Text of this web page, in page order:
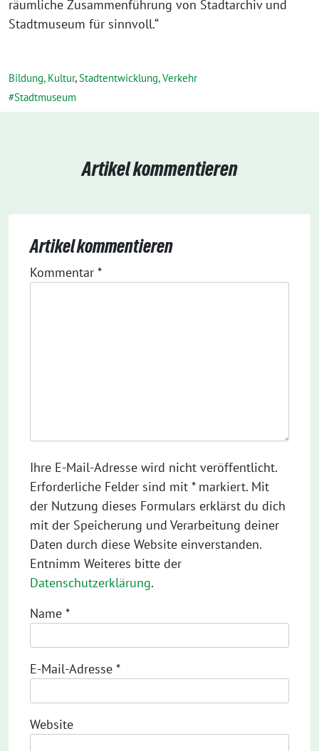
räumliche Zusammenführung von Stadtarchiv und
Stadtmuseum für sinnvoll.“
Bildung, Kultur,Stadtentwicklung, Verkehr
Stadtmuseum
Artikel kommentieren
Artikel kommentieren
Kommentar *
Ihre E-Mail-Adresse wird nicht veröffentlicht.
Erforderliche Felder sind mit * markiert. Mit
der Nutzung dieses Formulars erklärst du dich
mit der Speicherung und Verarbeitung deiner
Daten durch diese Website einverstanden.
Entnimm Weiteres bitte der
Datenschutzerklärung.
Name *
E-Mail-Adresse *
Website